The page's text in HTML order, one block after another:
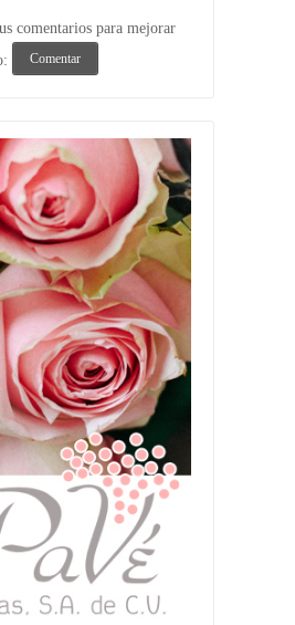
comentarios para mejorar
Comentar